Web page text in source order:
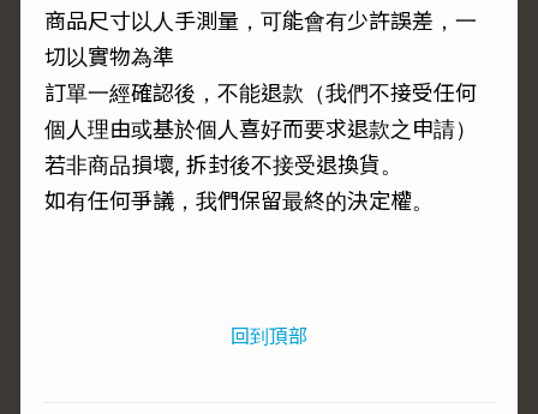
商品尺寸以人手測量，可能會有少許誤差，一
切以實物為準
訂單一經確認後，不能退款（我們不接受任何
個人理由或基於個人喜好而要求退款之申請）
若非商品損壞, 拆封後不接受退換貨。
如有任何爭議，我們保留最終的決定權。
回到頂部